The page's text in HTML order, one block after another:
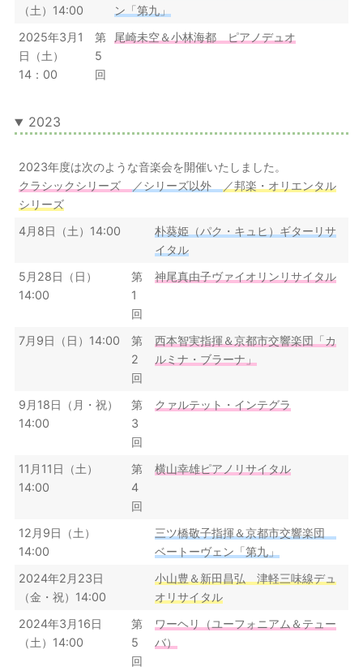
（土）14:00
ン「第九」
2025年3月1
日（土）
14：00
第
5
回
尾崎未空＆小林海都 ピアノデュオ
2023
2023年度は次のような音楽会を開催いたしました。
クラシックシリーズ
／シリーズ以外
／邦楽・オリエンタル
シリーズ
4月8日（土）14:00
朴葵姫（パク・キュヒ）ギターリサ
イタル
5月28日（日）
14:00
第
1
回
神尾真由子ヴァイオリンリサイタル
7月9日（日）14:00
第
2
回
西本智実指揮＆京都市交響楽団「カ
ルミナ・ブラーナ」
9月18日（月・祝）
14:00
第
3
回
クァルテット・インテグラ
11月11日（土）
14:00
第
4
回
横山幸雄ピアノリサイタル
12月9日（土）
14:00
三ツ橋敬子指揮＆京都市交響楽団
ベートーヴェン「第九」
2024年2月23日
（金・祝）14:00
小山豊＆新田昌弘 津軽三味線デュ
オリサイタル
2024年3月16日
（土）14:00
第
5
回
ワーヘリ（ユーフォニアム＆テュー
バ）